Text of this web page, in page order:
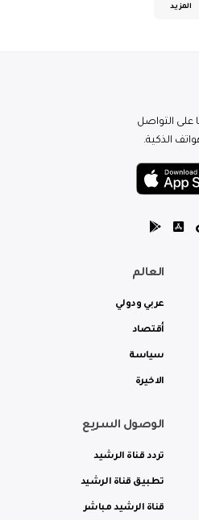
المزيد
على التواصل
الذكية.
العالم
عربي ودولي
أقتصاد
سياسة
الاخيرة
الوصول السريع
تردد قناة الرشيد
تطبيق قناة الرشيد
قناة الرشيد مباشر